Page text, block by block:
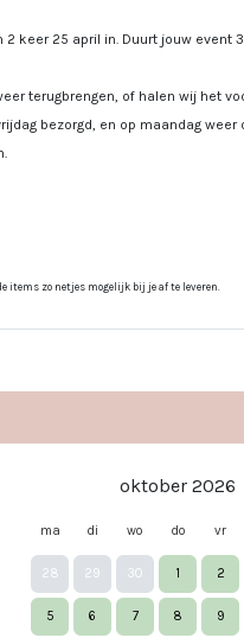
keer 25 april in. Duurt jouw event
terugbrengen, of halen wij het
bezorgd, en op maandag
items zo netjes mogelijk bij je af te leveren.
oktober 2026
ma di wo do vr
28 29 30 1 2
5 6 7 8 9